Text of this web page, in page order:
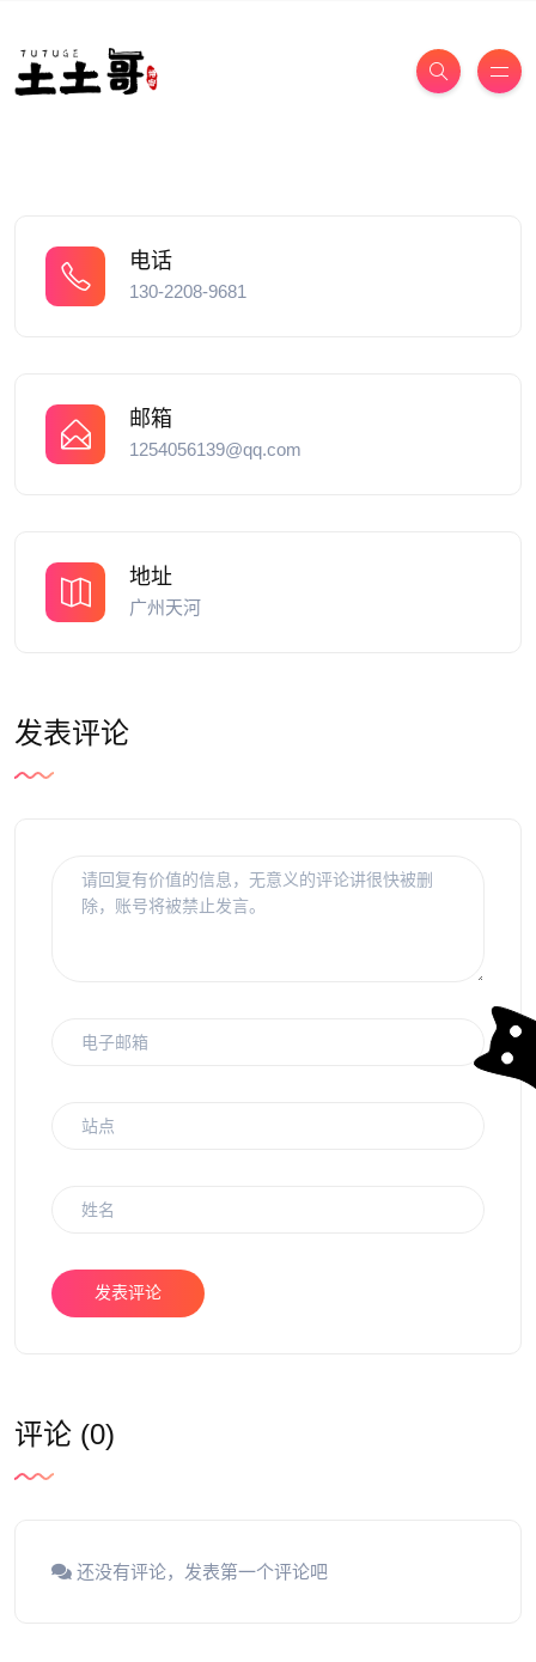
电话
130-2208-9681
邮箱
1254056139@qq.com
地址
广州天河
发表评论
发表评论
评论 (0)
还没有评论，发表第一个评论吧